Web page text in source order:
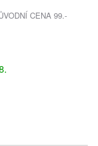
CENA 99.-